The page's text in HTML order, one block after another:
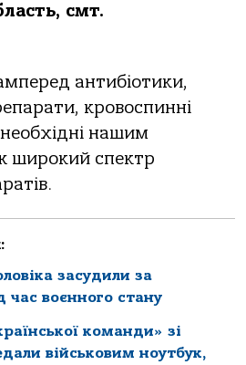
смт.
антибіотики,
кровоспинні
нашим
широкий спектр
засудили за
час воєнного стану
команди» зі
військовим ноутбук,